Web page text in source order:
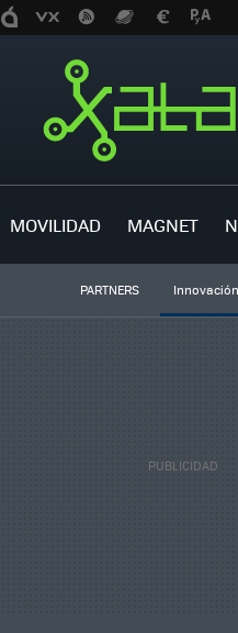
MOVILIDAD MAGNET
PARTNERS